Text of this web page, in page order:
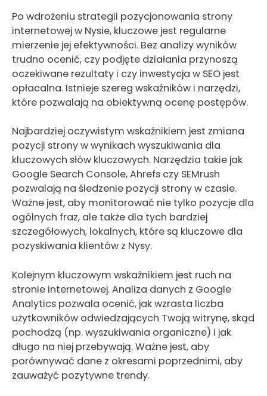
Po wdrożeniu strategii pozycjonowania strony
internetowej w Nysie, kluczowe jest regularne
mierzenie jej efektywności. Bez analizy wyników
trudno ocenić, czy podjęte działania przynoszą
oczekiwane rezultaty i czy inwestycja w SEO jest
opłacalna. Istnieje szereg wskaźników i narzędzi,
które pozwalają na obiektywną ocenę postępów.
Najbardziej oczywistym wskaźnikiem jest zmiana
pozycji strony w wynikach wyszukiwania dla
kluczowych słów kluczowych. Narzędzia takie jak
Google Search Console, Ahrefs czy SEMrush
pozwalają na śledzenie pozycji strony w czasie.
Ważne jest, aby monitorować nie tylko pozycje dla
ogólnych fraz, ale także dla tych bardziej
szczegółowych, lokalnych, które są kluczowe dla
pozyskiwania klientów z Nysy.
Kolejnym kluczowym wskaźnikiem jest ruch na
stronie internetowej. Analiza danych z Google
Analytics pozwala ocenić, jak wzrasta liczba
użytkowników odwiedzających Twoją witrynę, skąd
pochodzą (np. wyszukiwania organiczne) i jak
długo na niej przebywają. Ważne jest, aby
porównywać dane z okresami poprzednimi, aby
zauważyć pozytywne trendy.